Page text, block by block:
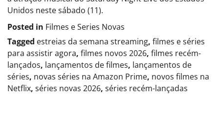
Unidos neste sábado (11).
Posted in Filmes e Series Novas​
Tagged estreias da semana streaming, filmes e séries
para assistir agora, filmes novos 2026, filmes recém-
lançados, lançamentos de filmes, lançamentos de
séries, novas séries na Amazon Prime, novos filmes na
Netflix, séries novas 2026, séries recém-lançadas